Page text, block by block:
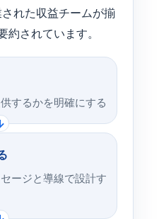
れた収益チームが揃
約されています。
するかを明確にする
ージと導線で設計す